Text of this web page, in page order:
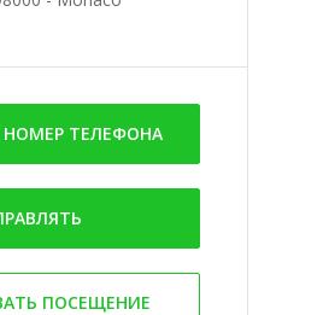
ТЕЛЕФОНА
ПОСЕЩЕНИЕ